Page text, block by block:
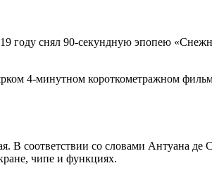
году снял 90-секундную эпопею
4-минутном короткометражном
В соответствии со словами Антуана де
чипе и функциях.